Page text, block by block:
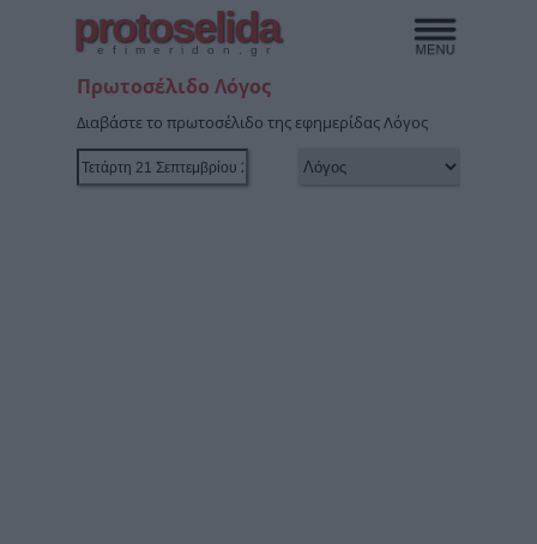
protoselida
efimeridon.gr
Πρωτοσέλιδο Λόγος
Διαβάστε το πρωτοσέλιδο της εφημερίδας Λόγος